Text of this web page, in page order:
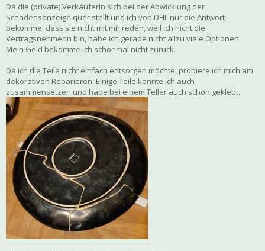
Da die (private) Verkäuferin sich bei der Abwicklung der
Schadensanzeige quer stellt und ich von DHL nur die Antwort
bekomme, dass sie nicht mit mir reden, weil ich nicht die
Vertragsnehmerin bin, habe ich gerade nicht allzu viele Optionen.
Mein Geld bekomme ich schonmal nicht zurück.
Da ich die Teile nicht einfach entsorgen möchte, probiere ich mich am
dekorativen Reparieren. Einige Teile konnte ich auch
zusammensetzen und habe bei einem Teller auch schon geklebt.